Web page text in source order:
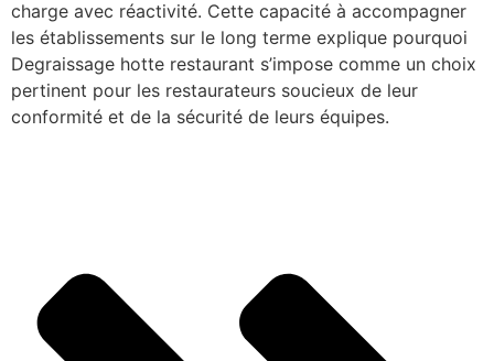
charge avec réactivité. Cette capacité à accompagner
les établissements sur le long terme explique pourquoi
Degraissage hotte restaurant s’impose comme un choix
pertinent pour les restaurateurs soucieux de leur
conformité et de la sécurité de leurs équipes.